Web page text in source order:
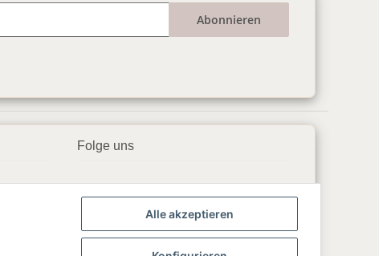
Abonnieren
Folge uns
▶️ YouTube
📘 Facebook
📸 Instagram
Alle akzeptieren